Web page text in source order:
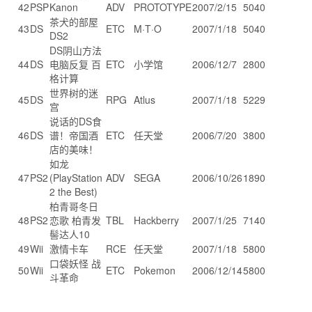
42PSPKanon ADV PROTOTYPE2007/2/15 5040
43DS 茶犬的部屋
DS2
ETC M·T·O 2007/1/18 5040
44DS
DS阴山方法
电脑反复 百
格计算
ETC 小学馆 2006/12/7 2800
45DS 世界树的迷
宫
RPG Atlus 2007/1/18 5229
46DS
说话的DS食
谱！帝国酒
店的美味！
ETC 任天堂 2006/7/20 3800
47PS2
如龙
(PlayStation
2 the Best)
ADV SEGA 2006/10/261890
48PS2
柏青哥冬日
恋歌 柏青发
髻达人10
TBL Hackberry 2007/1/25 7140
49Wii 激情卡车 RCE 任天堂 2007/1/18 5800
50Wii 口袋妖怪 战
斗革命
ETC Pokemon 2006/12/145800